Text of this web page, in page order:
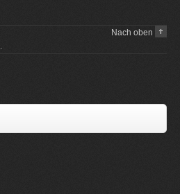
Nach oben